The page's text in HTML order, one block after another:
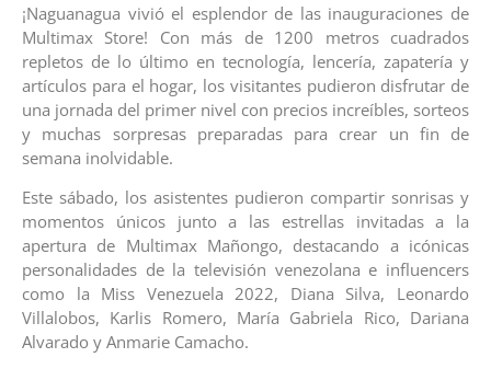
¡Naguanagua vivió el esplendor de las inauguraciones de
Multimax Store! Con más de 1200 metros cuadrados
repletos de lo último en tecnología, lencería, zapatería y
artículos para el hogar, los visitantes pudieron disfrutar de
una jornada del primer nivel con precios increíbles, sorteos
y muchas sorpresas preparadas para crear un fin de
semana inolvidable.
Este sábado, los asistentes pudieron compartir sonrisas y
momentos únicos junto a las estrellas invitadas a la
apertura de Multimax Mañongo, destacando a icónicas
personalidades de la televisión venezolana e influencers
como la Miss Venezuela 2022, Diana Silva, Leonardo
Villalobos, Karlis Romero, María Gabriela Rico, Dariana
Alvarado y Anmarie Camacho.